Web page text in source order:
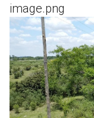
image.png